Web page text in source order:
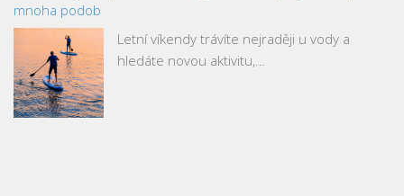
mnoha podob
Letní víkendy trávíte nejraději u vody a
hledáte novou aktivitu,…